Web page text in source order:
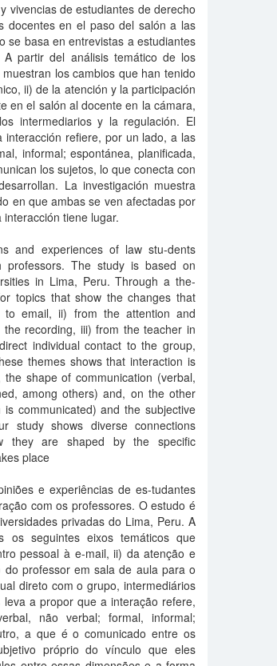
vivencias de estudiantes de derecho
docentes en el paso del salón a las
se basa en entrevistas a estudiantes
partir del análisis temático de los
los cambios que han tenido
ii) de la atención y la participación
en el salón al docente en la cámara,
intermediarios y la regulación. El
refiere, por un lado, a las
informal; espontánea, planificada,
los sujetos, lo que conecta con
La investigación muestra
en que ambas se ven afectadas por
tiene lugar.
and experiences of law stu-dents
professors. The study is based on
in Lima, Peru. Through a the-
topics that show the changes that
to email, ii) from the attention and
recording, iii) from the teacher in
individual contact to the group,
themes shows that interaction is
shape of communication (verbal,
among others) and, on the other
communicated) and the subjective
study shows diverse connections
they are shaped by the specific
place
e experiências de es-tudantes
com os professores. O estudo é
privadas do Lima, Peru. A
os seguintes eixos temáticos que
pessoal à e-mail, ii) da atenção e
professor em sala de aula para o
direto com o grupo, intermediários
a propor que a interação refere,
não verbal; formal, informal;
a que é o comunicado entre os
próprio do vínculo que eles